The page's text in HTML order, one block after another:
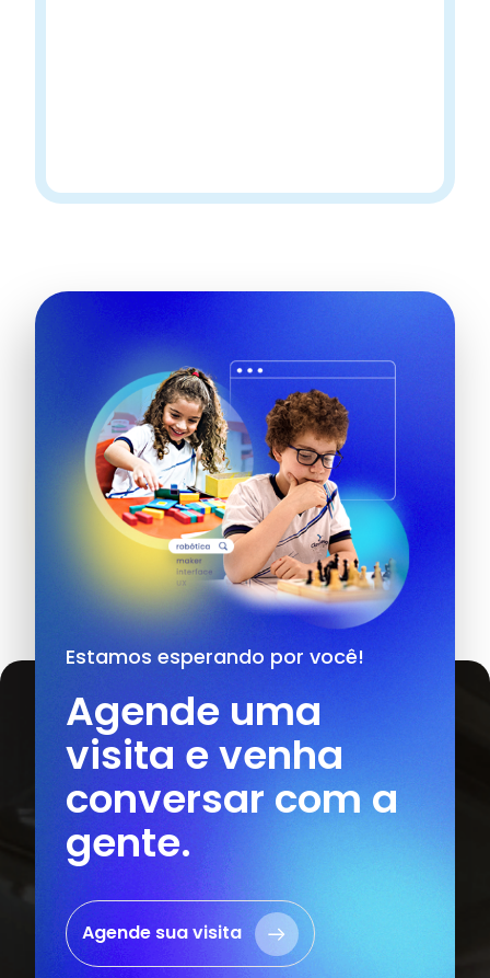
Estamos esperando por você!
Agende uma
visita e venha
conversar com a
gente.
Agende sua visita